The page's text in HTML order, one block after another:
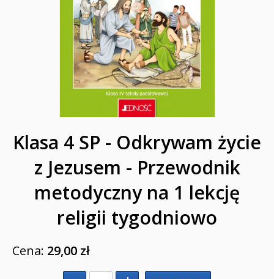
Przygotowanie do I Komunii Świętej (katecheza
parafialna)
Poradniki katolickie
Książki religijne dla dzieci
Jedność dla dzieci
Klasa 4 SP - Odkrywam życie
z Jezusem - Przewodnik
metodyczny na 1 lekcję
religii tygodniowo
Cena: 29,00 zł